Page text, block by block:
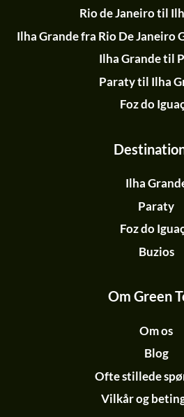
Rio de Janeiro til
Ilha Grande fra Rio De Janeiro
Ilha Grande til
Paraty til Ilha
Foz do
Ilha
Paraty
Foz do
Buzios
Om Green
Om os
Blog
Ofte stillede
Vilkår og